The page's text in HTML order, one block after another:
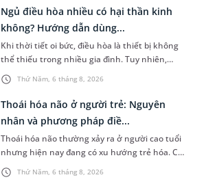
được điều trị ổn định, theo dõi chặt chẽ và kiểm
soát bệnh tốt. Bài viết sau sẽ giúp bạn hiểu
hơn các yếu tố rủi ro và cách thức khắc phục
để phụ nữ mang thai mắc bệnh lý này có thể
yên tâm sinh con khỏe mạnh, an toàn.
Thứ Năm, 6 tháng 8, 2026
Ngủ điều hòa nhiều có hại thần kinh
không? Hướng dẫn dùng...
Khi thời tiết oi bức, điều hòa là thiết bị không
thể thiếu trong nhiều gia đình. Tuy nhiên,
nhiều người lo ngại rằng việc ngủ trong phòng
điều hòa mỗi đêm có thể gây ảnh hưởng đến
hệ thần kinh, làm tê bì tay chân, đau đầu hoặc
thậm chí tăng nguy cơ đột quỵ. Vậy ngủ điều
hòa nhiều có hại thần kinh không? Bài viết
dưới đây sẽ giúp bạn hiểu rõ những ảnh hưởng
của việc ngủ điều hòa và biết cách sử dụng điều
hòa để bảo vệ sức khỏe cho cả gia đình.
Thứ Năm, 6 tháng 8, 2026
Thoái hóa não ở người trẻ: Nguyên
nhân và phương pháp điề...
Thoái hóa não thường xảy ra ở người cao tuổi
nhưng hiện nay đang có xu hướng trẻ hóa. Các
yếu tố như căng thẳng kéo dài, lối sống thiếu
lành mạnh, bệnh lý thần kinh, chấn thương,...